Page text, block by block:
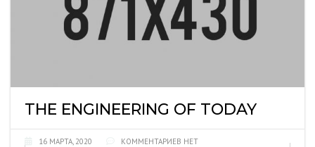
THE ENGINEERING OF TODAY
16 МАРТА, 2020 КОММЕНТАРИЕВ НЕТ